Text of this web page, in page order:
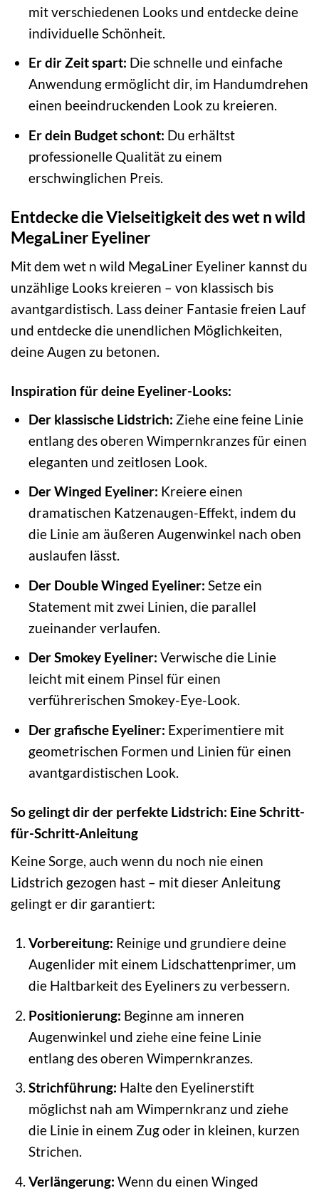
mit verschiedenen Looks und entdecke deine
individuelle Schönheit.
Er dir Zeit spart: Die schnelle und einfache
Anwendung ermöglicht dir, im Handumdrehen
einen beeindruckenden Look zu kreieren.
Er dein Budget schont: Du erhältst
professionelle Qualität zu einem
erschwinglichen Preis.
Entdecke die Vielseitigkeit des wet n wild
MegaLiner Eyeliner
Mit dem wet n wild MegaLiner Eyeliner kannst du
unzählige Looks kreieren – von klassisch bis
avantgardistisch. Lass deiner Fantasie freien Lauf
und entdecke die unendlichen Möglichkeiten,
deine Augen zu betonen.
Inspiration für deine Eyeliner-Looks:
Der klassische Lidstrich: Ziehe eine feine Linie
entlang des oberen Wimpernkranzes für einen
eleganten und zeitlosen Look.
Der Winged Eyeliner: Kreiere einen
dramatischen Katzenaugen-Effekt, indem du
die Linie am äußeren Augenwinkel nach oben
auslaufen lässt.
Der Double Winged Eyeliner: Setze ein
Statement mit zwei Linien, die parallel
zueinander verlaufen.
Der Smokey Eyeliner: Verwische die Linie
leicht mit einem Pinsel für einen
verführerischen Smokey-Eye-Look.
Der grafische Eyeliner: Experimentiere mit
geometrischen Formen und Linien für einen
avantgardistischen Look.
So gelingt dir der perfekte Lidstrich: Eine Schritt-
für-Schritt-Anleitung
Keine Sorge, auch wenn du noch nie einen
Lidstrich gezogen hast – mit dieser Anleitung
gelingt er dir garantiert:
Vorbereitung: Reinige und grundiere deine
Augenlider mit einem Lidschattenprimer, um
die Haltbarkeit des Eyeliners zu verbessern.
Positionierung: Beginne am inneren
Augenwinkel und ziehe eine feine Linie
entlang des oberen Wimpernkranzes.
Strichführung: Halte den Eyelinerstift
möglichst nah am Wimpernkranz und ziehe
die Linie in einem Zug oder in kleinen, kurzen
Strichen.
Verlängerung: Wenn du einen Winged